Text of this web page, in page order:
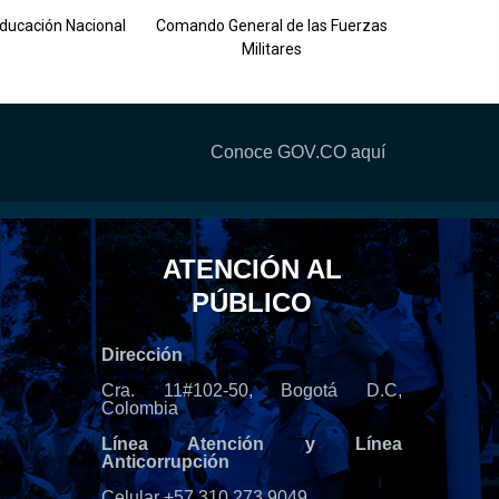
Nacional
Comando General de las Fuerzas
Militares
Conoce GOV.CO aquí
ATENCIÓN AL
PÚBLICO
Dirección
Cra. 11#102-50, Bogotá D.C,
Colombia
Línea Atención y Línea
Anticorrupción